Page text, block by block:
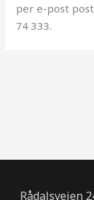
per e-post
74 333.
Rådalsveien